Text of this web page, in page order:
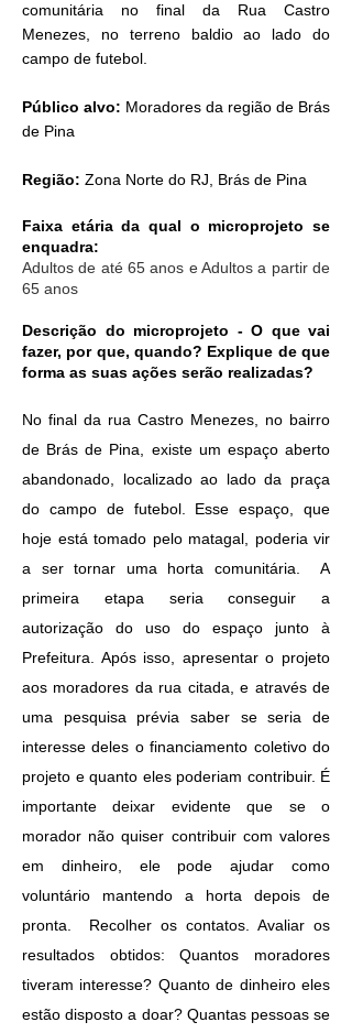
comunitária no final da Rua Castro
Menezes, no terreno baldio ao lado do
campo de futebol.
Público alvo: Moradores da região de Brás
de Pina
Região: Zona Norte do RJ, Brás de Pina
Faixa etária da qual o microprojeto se
enquadra:
Adultos de até 65 anos e Adultos a partir de
65 anos
Descrição do microprojeto - O que vai
fazer, por que, quando? Explique de que
forma as suas ações serão realizadas?
No final da rua Castro Menezes, no bairro
de Brás de Pina, existe um espaço aberto
abandonado, localizado ao lado da praça
do campo de futebol. Esse espaço, que
hoje está tomado pelo matagal, poderia vir
a ser tornar uma horta comunitária. A
primeira etapa seria conseguir a
autorização do uso do espaço junto à
Prefeitura. Após isso, apresentar o projeto
aos moradores da rua citada, e através de
uma pesquisa prévia saber se seria de
interesse deles o financiamento coletivo do
projeto e quanto eles poderiam contribuir. É
importante deixar evidente que se o
morador não quiser contribuir com valores
em dinheiro, ele pode ajudar como
voluntário mantendo a horta depois de
pronta. Recolher os contatos. Avaliar os
resultados obtidos: Quantos moradores
tiveram interesse? Quanto de dinheiro eles
estão disposto a doar? Quantas pessoas se